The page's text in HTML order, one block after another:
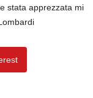
stata apprezzata mi